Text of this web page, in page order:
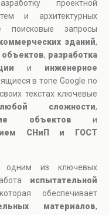
проектной
и архитектурных
поисковые запросы
зданий,
, разработка
и инженерное
в топе Google по
текстах ключевые
сложности,
объектов и
СНиП и ГОСТ
одним из ключевых
испытательной
обеспечивает
материалов,